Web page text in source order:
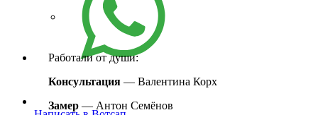
Работали от души:
Консультация — Валентина Корх
Замер — Антон Семёнов